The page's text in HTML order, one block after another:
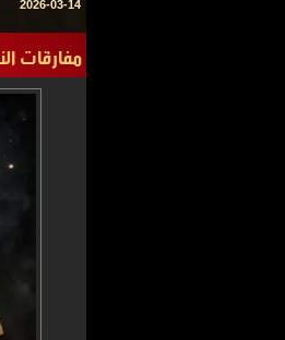
2026-03-14
مفارقات